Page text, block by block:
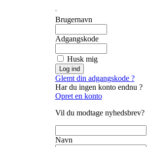
Brugernavn
Adgangskode
Husk mig
Glemt din adgangskode ?
Har du ingen konto endnu ?
Opret en konto
Vil du modtage nyhedsbrev?
Navn